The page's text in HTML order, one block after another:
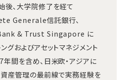
後、大学院修了を経て
Generale信託銀行、
& Trust Singapore に
グおよびアセットマネジメント
間を含め、日米欧・アジアに
産管理の最前線で実務経験を